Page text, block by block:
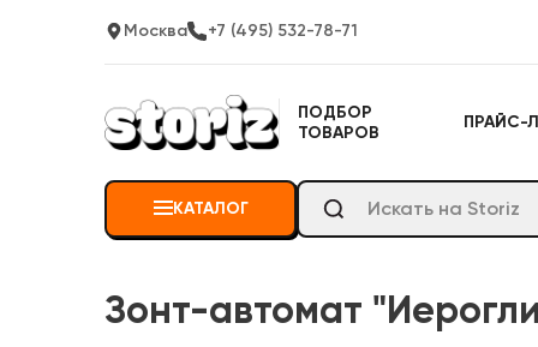
Москва +7 (495) 532-78-71
ПОДБОР
ТОВАРОВ
ПРАЙС-
КАТАЛОГ
Зонт-автомат